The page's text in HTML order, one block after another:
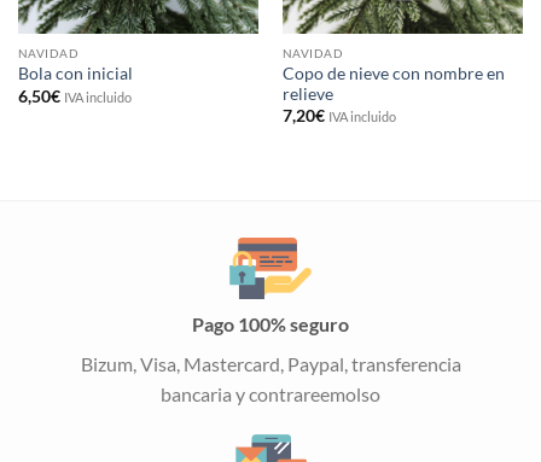
NAVIDAD
Bola con inicial
6,50€ IVA incluido
NAVIDAD
Copo de nieve con nombre en
relieve
7,20€ IVA incluido
Pago 100% seguro
Bizum, Visa, Mastercard, Paypal, transferencia
bancaria y contrareemolso